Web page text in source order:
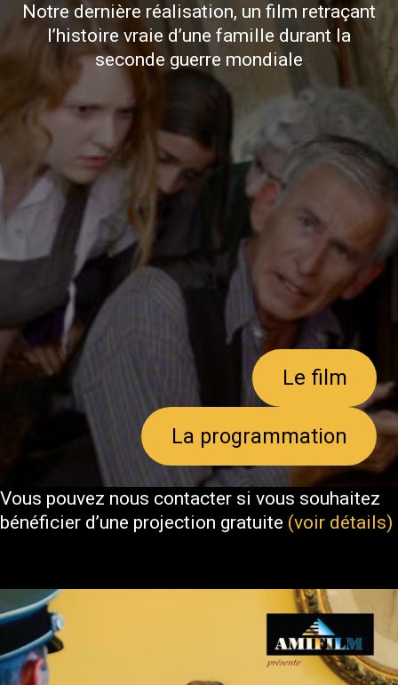
Notre dernière réalisation, un film retraçant
l’histoire vraie d’une famille durant la
seconde guerre mondiale
Le film
La programmation
Vous pouvez nous contacter si vous souhaitez
bénéficier d’une projection gratuite (voir détails)